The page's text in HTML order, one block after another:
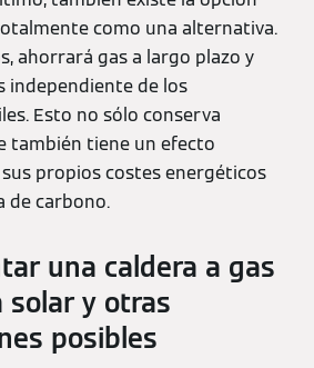
como una alternativa.
ahorrará gas a largo plazo y
independiente de los
Esto no sólo conserva
también tiene un efecto
propios costes energéticos
de carbono.
una caldera a gas
solar y otras
posibles